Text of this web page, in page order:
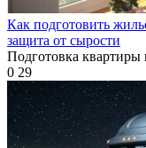
Как подготовить
защита от сырости
Подготовка квартиры
0 29